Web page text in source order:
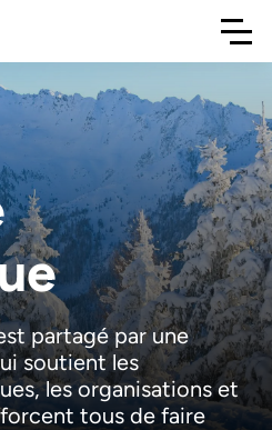
partagé par une
soutient les
les organisations et
tous de faire